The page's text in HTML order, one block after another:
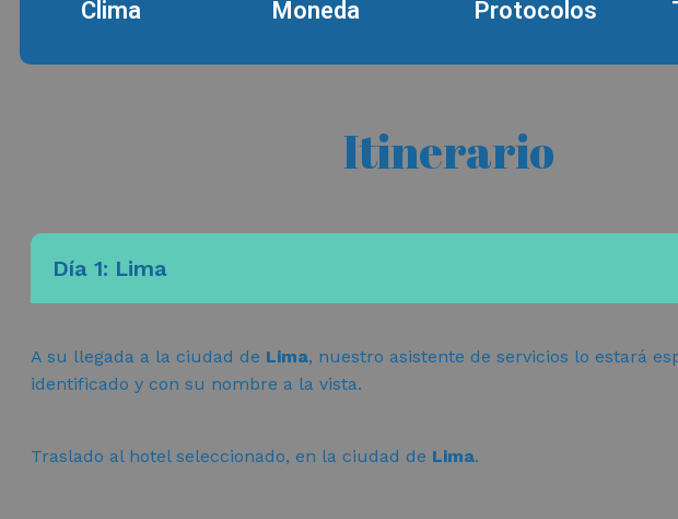
Clima Moneda Protocolos
Itinerario
Día 1: Lima
A su llegada a la ciudad de Lima, nuestro asistente de servicios lo estará
identificado y con su nombre a la vista.
Traslado al hotel seleccionado, en la ciudad de Lima.